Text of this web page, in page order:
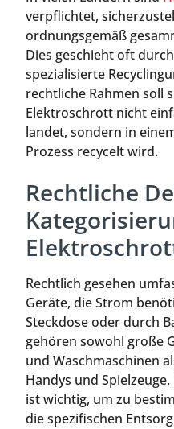
verpflichtet,
ordnungsgemäß
Dies geschieht oft
spezialisierte
rechtliche Rahmen soll
Elektroschrott nicht
landet, sondern in
Prozess recycelt wird.
Rechtliche
Rechtlich gesehen
Geräte, die Strom
Steckdose oder durch
gehören sowohl große
und Waschmaschinen
Handys und
ist wichtig, um zu
die spezifischen